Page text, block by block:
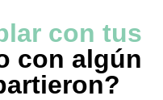
con tus
con algún